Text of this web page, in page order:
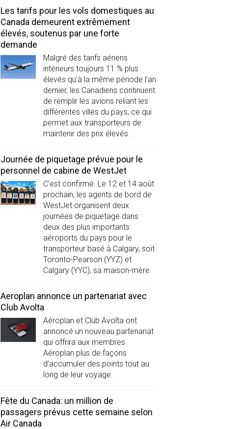
Les tarifs pour les vols domestiques au
Canada demeurent extrêmement
élevés, soutenus par une forte
demande
Malgré des tarifs aériens
intérieurs toujours 11 % plus
élevés qu’à la même période l’an
dernier, les Canadiens continuent
de remplir les avions reliant les
différentes villes du pays, ce qui
permet aux transporteurs de
maintenir des prix élevés.
Journée de piquetage prévue pour le
personnel de cabine de WestJet
C’est confirmé. Le 12 et 14 août
prochain, les agents de bord de
WestJet organisent deux
journées de piquetage dans
deux des plus importants
aéroports du pays pour le
transporteur basé à Calgary, soit
Toronto-Pearson (YYZ) et
Calgary (YYC), sa maison-mère.
Aeroplan annonce un partenariat avec
Club Avolta
Aéroplan et Club Avolta ont
annoncé un nouveau partenariat
qui offrira aux membres
Aéroplan plus de façons
d’accumuler des points tout au
long de leur voyage.
Fête du Canada: un million de
passagers prévus cette semaine selon
Air Canada